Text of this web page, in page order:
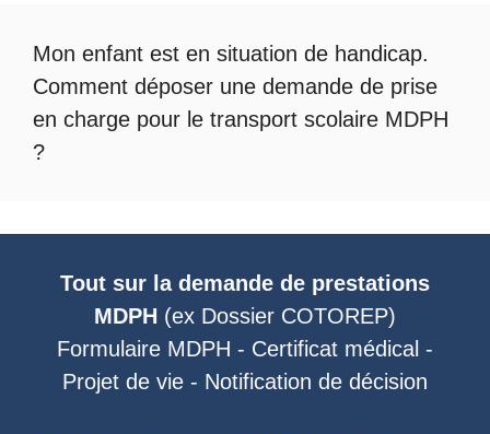
Mon enfant est en situation de handicap.
Comment déposer une demande de prise
en charge pour le transport scolaire MDPH
?
Tout sur la demande de prestations
MDPH (ex Dossier COTOREP)
Formulaire MDPH - Certificat médical -
Projet de vie - Notification de décision